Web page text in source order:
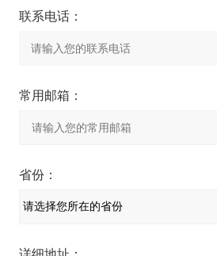
联系电话：
常用邮箱：
省份：